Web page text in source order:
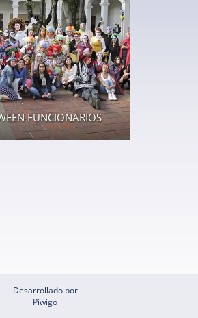
FUNCIONARIOS
Desarrollado por
Piwigo